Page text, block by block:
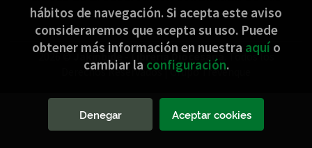
2026 ©Jakinbide - Librería Diocesana . Todos los
Derechos Reservados |Grupo Trevenque
hábitos de navegación. Si acepta este aviso
consideraremos que acepta su uso. Puede
obtener más información en nuestra aquío
cambiar la configuración.
Denegar Aceptar cookies